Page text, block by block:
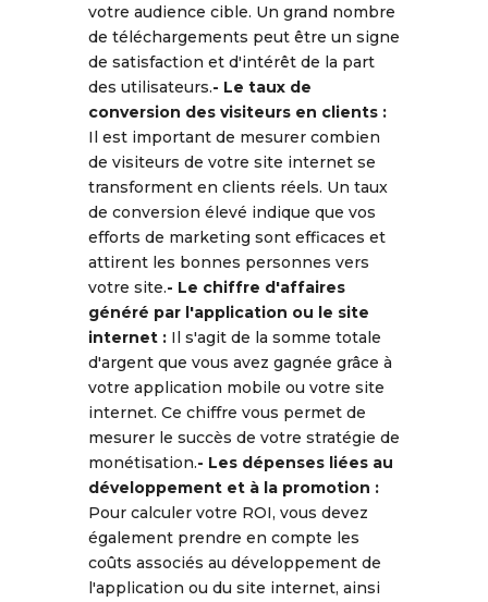
votre audience cible. Un grand nombre
de téléchargements peut être un signe
de satisfaction et d'intérêt de la part
des utilisateurs.- Le taux de
conversion des visiteurs en clients :
Il est important de mesurer combien
de visiteurs de votre site internet se
transforment en clients réels. Un taux
de conversion élevé indique que vos
efforts de marketing sont efficaces et
attirent les bonnes personnes vers
votre site.- Le chiffre d'affaires
généré par l'application ou le site
internet : Il s'agit de la somme totale
d'argent que vous avez gagnée grâce à
votre application mobile ou votre site
internet. Ce chiffre vous permet de
mesurer le succès de votre stratégie de
monétisation.- Les dépenses liées au
développement et à la promotion :
Pour calculer votre ROI, vous devez
également prendre en compte les
coûts associés au développement de
l'application ou du site internet, ainsi